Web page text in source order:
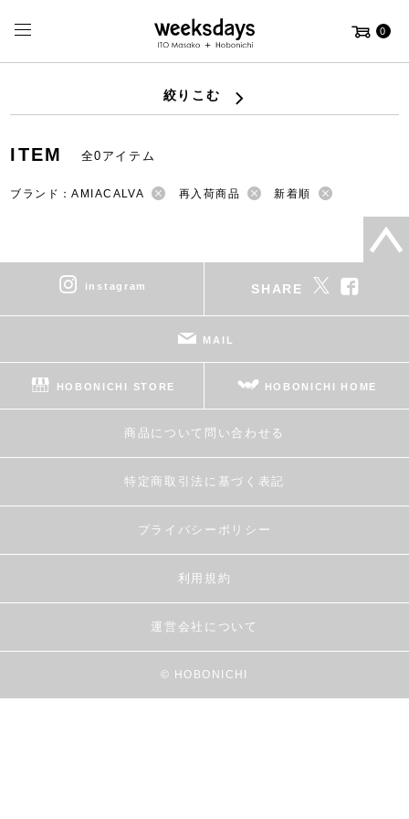
0
絞りこむ
ITEM 全0アイテム
ブランド：AMIACALVA 再入荷商品 新着順
instagram SHARE
MAIL
HOBONICHI STORE HOBONICHI HOME
商品について問い合わせる
特定商取引法に基づく表記
プライバシーポリシー
利用規約
運営会社について
© HOBONICHI